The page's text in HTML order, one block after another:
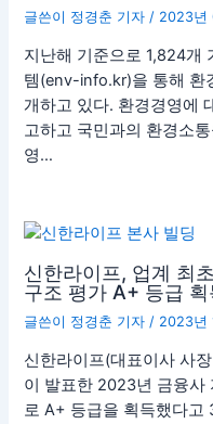
글쓴이 정경춘 기자 / 2023년
지난해 기준으로 1,824개
템(env-info.kr)을 통해 환
개하고 있다. 환경경영에
고하고 국민과의 환경소
영…
신한라이프, 업계 최
구조 평가 A+ 등급 획
글쓴이 정경춘 기자 / 2023년
신한라이프(대표이사 사
이 발표한 2023년 금융사
로 A+ 등급을 획득했다고